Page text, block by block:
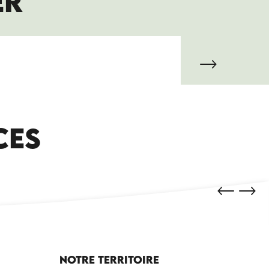
Notre territoire